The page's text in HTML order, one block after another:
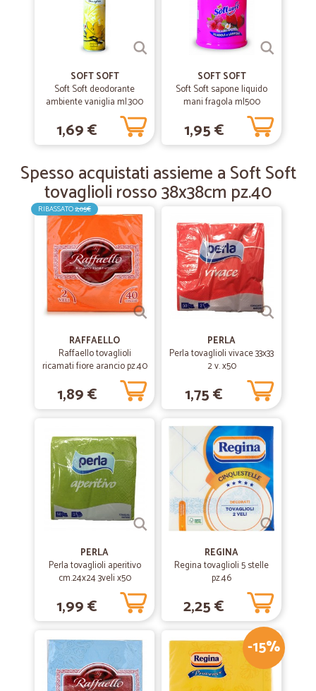
—
Offerta di prodotti altrimenti…
Offerta di prodotti altrimenti introvabili
04/12/2018
—Lorenzo M.
Buon servizio
Buon servizio
SOFT SOFT
Soft Soft deodorante
ambiente vaniglia ml.300
1,69 €
SOFT SOFT
Soft Soft sapone liquido
mani fragola ml500
1,95 €
Spesso acquistati assieme a Soft Soft
tovaglioli rosso 38x38cm pz.40
RIBASSATO2,05€
RAFFAELLO
Raffaello tovaglioli
ricamati fiore arancio pz.40
1,89 €
PERLA
Perla tovaglioli vivace 33x33
2 v. x50
1,75 €
PERLA
Perla tovaglioli aperitivo
cm.24x24 3veli x50
1,99 €
REGINA
Regina tovaglioli 5 stelle
pz.46
2,25 €
-15%